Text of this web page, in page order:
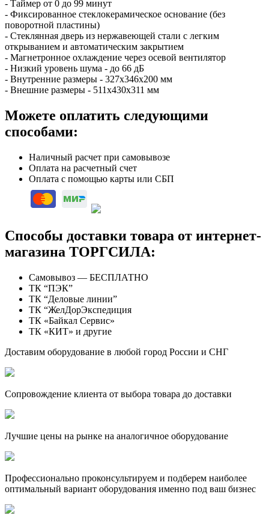
- Таймер от 0 до 99 минут
- Фиксированное стеклокерамическое основание (без
поворотной пластины)
- Стеклянная дверь из нержавеющей стали с легким
открыванием и автоматическим закрытием
- Магнетронное охлаждение через осевой вентилятор
- Низкий уровень шума - до 66 дБ
- Внутренние размеры - 327х346х200 мм
- Внешние размеры - 511х430х311 мм
Можете оплатить следующими
способами:
Наличный расчет при самовывозе
Оплата на расчетный счет
Оплата с помощью карты или СБП
Способы доставки товара от интернет-
магазина ТОРГСИЛА:
Самовывоз — БЕСПЛАТНО
ТК “ПЭК”
ТК “Деловые линии”
ТК “ЖелДорЭкспедиция
ТК «Байкал Сервис»
ТК «КИТ» и другие
Доставим оборудование в любой город России и СНГ
Сопровождение клиента от выбора товара до доставки
Лучшие цены на рынке на аналогичное оборудование
Профессионально проконсультируем и подберем наиболее
оптимальный вариант оборудования именно под ваш бизнес